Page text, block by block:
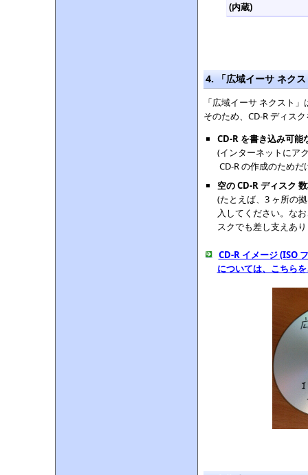
(内蔵)
4. 「広域イーサ ネク
「広域イーサ ネクスト
そのため、CD-R ディス
CD-R を書き込み可能
(インターネットにア
CD-R の作成のため
空の CD-R ディスク
(たとえば、3 ヶ所の
入してください。な
スクでも差し支えあ
CD-R イメージ (ISO
については、こちら